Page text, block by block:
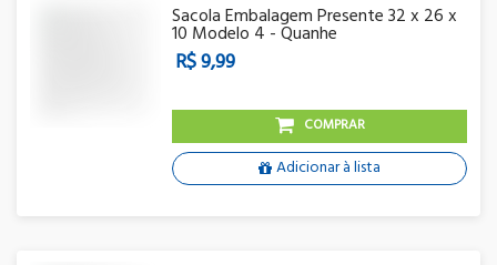
Sacola Embalagem Presente 32 x 26 x
10 Modelo 4 - Quanhe
R$ 9,99
COMPRAR
Adicionar à lista